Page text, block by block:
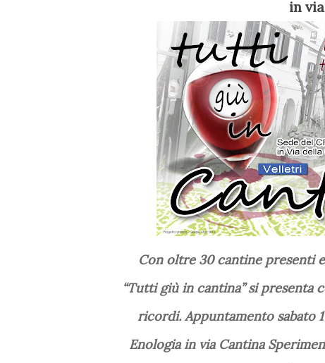
in
Con oltre 30 cantine presenti e 100 vini al Banco d’Assaggio la seconda edizione di
“Tutti giù in cantina” si presenta
ricordi. Appuntamento sabato
Enologia in via Cantina